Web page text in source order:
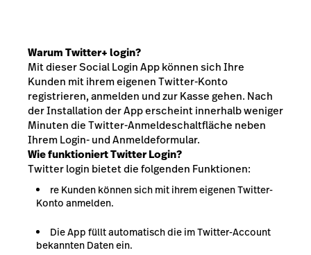
Warum Twitter+ login?
Mit dieser Social Login App können sich Ihre
Kunden mit ihrem eigenen Twitter-Konto
registrieren, anmelden und zur Kasse gehen. Nach
der Installation der App erscheint innerhalb weniger
Minuten die Twitter-Anmeldeschaltfläche neben
Ihrem Login- und Anmeldeformular.
Wie funktioniert Twitter Login?
Twitter login bietet die folgenden Funktionen:
re Kunden können sich mit ihrem eigenen Twitter-
Konto anmelden.
Die App füllt automatisch die im Twitter-Account
bekannten Daten ein.